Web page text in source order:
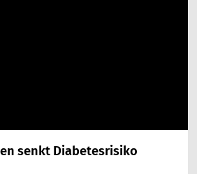
senkt Diabetesrisiko